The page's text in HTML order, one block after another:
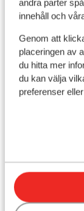
andra parter
innehåll och
Genom att
placeringen av
du hitta mer
du kan välja
preferenser
Läge
I området
Avstånd till
solstolar,
Avstånd till